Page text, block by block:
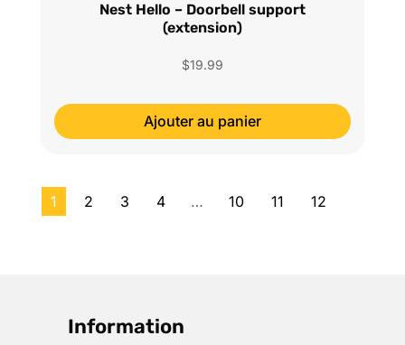
Nest Hello – Doorbell support
(extension)
$19.99
Ajouter au panier
1 2 3 4 … 10 11 12
Information